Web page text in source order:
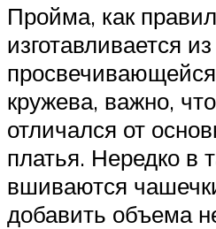
Пройма, как
изготавливается из
кружева, важно,
отличался от
платья. Нередко в
вшиваются
добавить объема